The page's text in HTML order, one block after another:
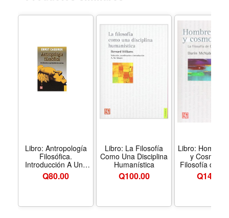
conceptos metafísicos.
Libro: Antropología
Filosófica.
Introducción A Una
Filosofía De La
Cultura
Q80.00
Libro: La Filosofía
Como Una Disciplina
Humanística
Q100.00
Libro: Hombre,
y Cosmos:
Filosofía de
S. Peirce
Q140.00